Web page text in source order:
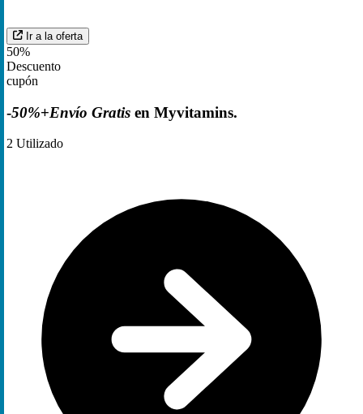
Ir a la oferta
50%
Descuento
cupón
-50%+Envío Gratis en Myvitamins.
2 Utilizado